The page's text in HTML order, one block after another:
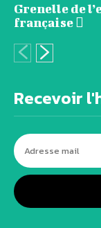
Grenelle de
française 
Recevoir